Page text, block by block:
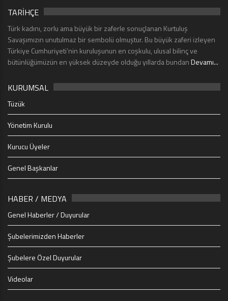
TARİHÇE
Türk kadını, zorlu ama büyük bir zaferle sonuçlanan Kurtuluş
Savaşımızın unutulmaz bir sembolü olmuştur. Bu büyük zaferi izleyen
Türkiye Cumhuriyeti’nin kuruluşunun en coşkulu, ulusal bilinç ve
bütünlüğümüzün en yüksek düzeyde olduğu yıllarda bundanDevamı...
KURUMSAL
Tüzük
Yönetim Kurulu
Kurucu Üyeler
Genel Başkanlar
HABER / MEDYA
Genel Haberler / Duyurular
Şubelerimizden Haberler
Şubelere Özel Duyurular
Videolar